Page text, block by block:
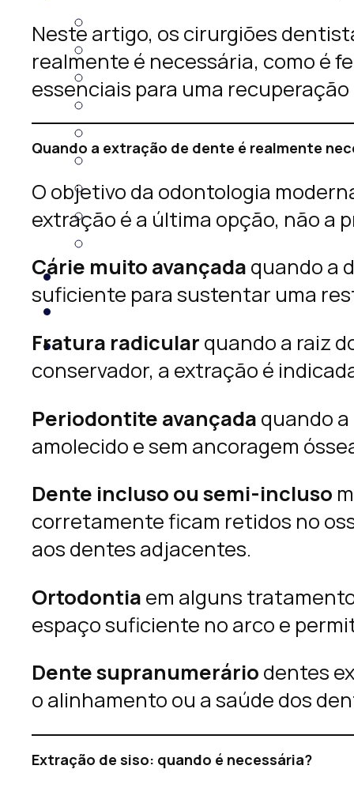
Neste artigo, os cirurgiões
realmente é necessária, como é
essenciais para uma
Quando a extração de dente é realmente
O objetivo da odontologia
extração é a última opção, não a
Cárie muito avançada quando a
suficiente para sustentar uma
Fratura radicular quando a raiz
conservador, a extração é
Periodontite avançada quando
amolecido e sem ancoragem
Dente incluso ou semi-incluso
corretamente ficam retidos no
aos dentes adjacentes.
Ortodontia em alguns
espaço suficiente no arco e
Dente supranumerário dentes
o alinhamento ou a saúde dos
Extração de siso: quando é necessária?